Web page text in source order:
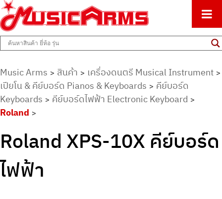
Music Arms
ศูนย์รวมครื่องดนตรีทุกชนิด ตั้งแต่เริ่มต้นถึงมืออาชีพ
Music Arms > สินค้า > เครื่องดนตรี Musical Instrument >
เปียโน & คีย์บอร์ด Pianos & Keyboards > คีย์บอร์ด
Keyboards > คีย์บอร์ดไฟฟ้า Electronic Keyboard >
Roland >
Roland XPS-10X คีย์บอร์ด
ไฟฟ้า